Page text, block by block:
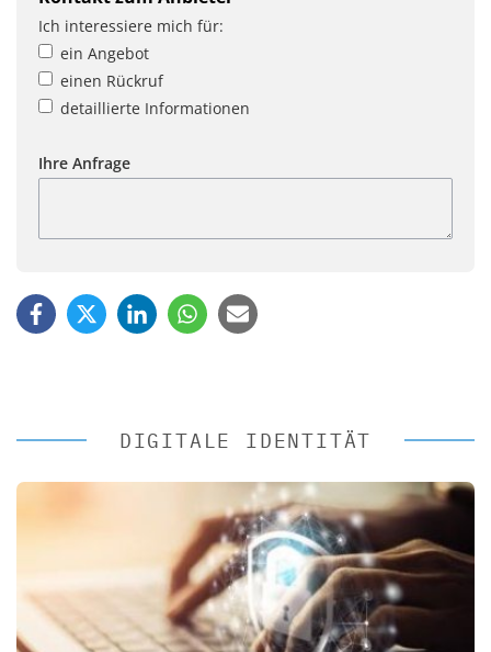
Ich interessiere mich für:
ein Angebot
einen Rückruf
detaillierte Informationen
Ihre Anfrage
DIGITALE IDENTITÄT